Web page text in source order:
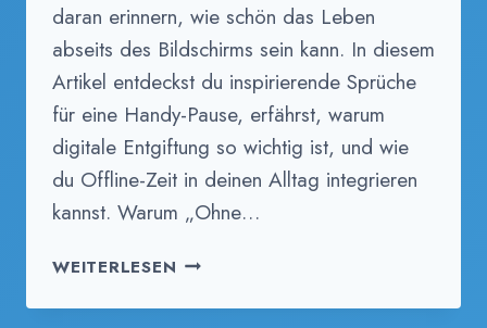
daran erinnern, wie schön das Leben
abseits des Bildschirms sein kann. In diesem
Artikel entdeckst du inspirierende Sprüche
für eine Handy-Pause, erfährst, warum
digitale Entgiftung so wichtig ist, und wie
du Offline-Zeit in deinen Alltag integrieren
kannst. Warum „Ohne…
WEITERLESEN OHNE
SPRÜCHE: